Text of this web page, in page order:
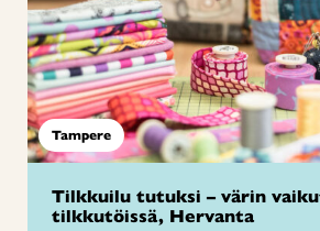
Tampere
Tilkkuilu tutuksi – värin
tilkkutöissä, Hervanta